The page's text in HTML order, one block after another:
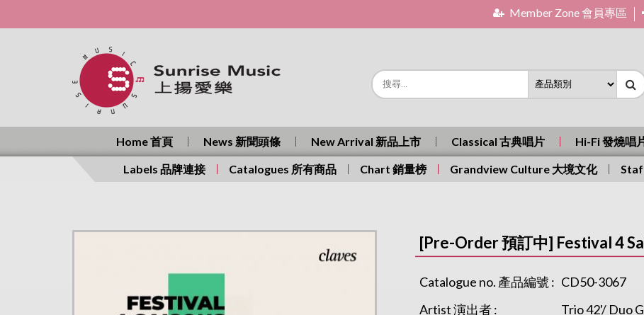
Member Zone 會員專區
Home 首頁 News 新聞頭條 New Arrival 新品上市 Classical 古典唱片 Hi-Fi 發燒唱
Labels 品牌連接 Catalogues 所有商品 Chart 銷量榜 Grandview Culture 大境文化
[Pre-Order 預訂中] Festival 4
Catalogue no. 產品編號 : CD50-3067
Artist 演出者 :
Trio 42'/ Duo